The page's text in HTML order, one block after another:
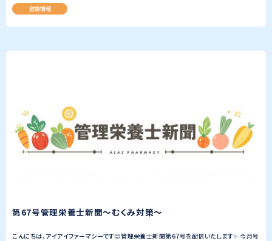
健康情報
第67号管理栄養士新聞〜むくみ対策〜
こんにちは、アイアイファーマシーです😊管理栄養士新聞第67号を配信いたします✨ 今月号